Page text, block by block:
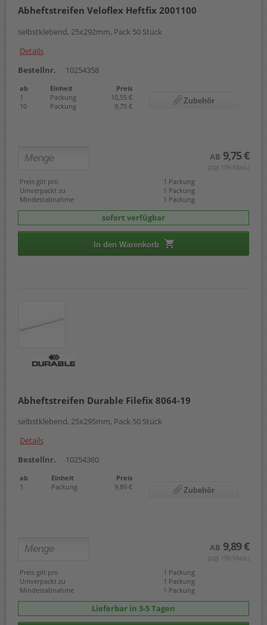
Abheftstreifen Veloflex Heftfix 2001100
selbstklebend, 25x292mm, Pack 50 Stück
Details
Bestellnr.
10254358
ab Einheit
Preis
1
Packung
10,55 €
10
Packung 9,75 €
Zubehör
AB 9,75 €
(zzgl. 19% Mwst.)
Preis gilt pro
1 Packung
Umverpackt zu
1 Packung
Mindestabnahme
1 Packung
sofort verfügbar
In den Warenkorb
Abheftstreifen Durable Filefix 8064-19
selbstklebend, 25x295mm, Pack 50 Stück
Details
Bestellnr.
10254360
ab Einheit
Preis
1
Packung 9,89 € Zubehör
AB 9,89 €
(zzgl. 19% Mwst.)
Preis gilt pro
1 Packung
Umverpackt zu
1 Packung
Mindestabnahme
1 Packung
Lieferbar in 3-5 Tagen